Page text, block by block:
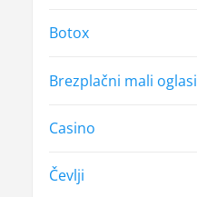
Botox
Brezplačni mali oglasi
Casino
Čevlji